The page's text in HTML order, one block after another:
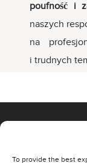
To provide the best
poufność i
naszych
na
i trudnych